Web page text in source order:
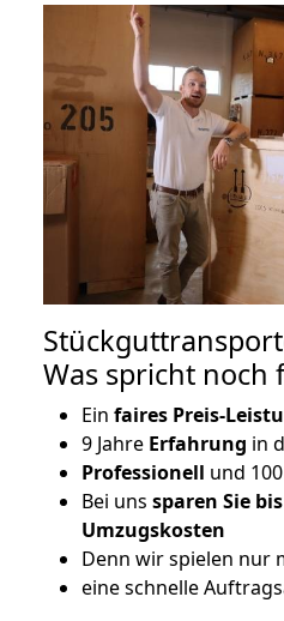
Was spricht noch
Ein faires Preis-
9 Jahre Erfahrung in
Professionell und
Bei uns sparen Sie
Umzugskosten
Denn wir spielen nur
eine schnelle